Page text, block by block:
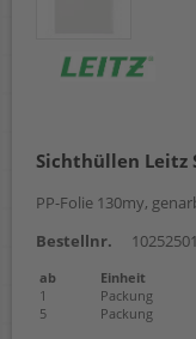
Sichthüllen Leitz
PP-Folie 130my,
Bestellnr.
10252501
ab Einheit
1
Packung
5
Packung